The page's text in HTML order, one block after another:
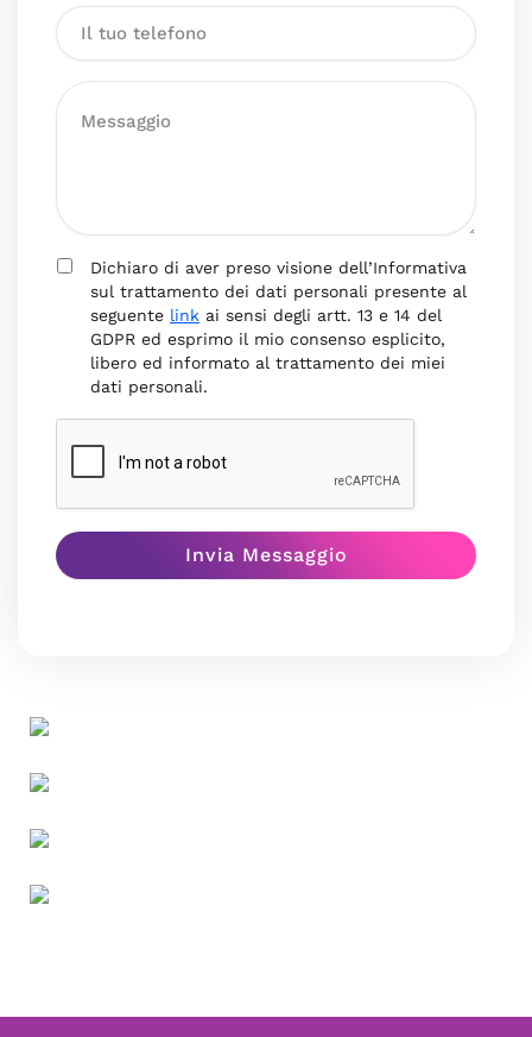
Dichiaro di aver preso visione dell’Informativa
sul trattamento dei dati personali presente al
seguente link ai sensi degli artt. 13 e 14 del
GDPR ed esprimo il mio consenso esplicito,
libero ed informato al trattamento dei miei
dati personali.